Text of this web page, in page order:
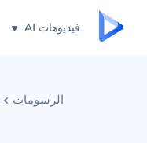
فيديوهات AI
الرسومات